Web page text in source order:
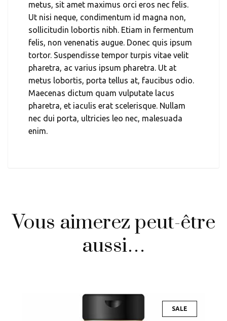
metus, sit amet maximus orci eros nec felis.
Ut nisi neque, condimentum id magna non,
sollicitudin lobortis nibh. Etiam in fermentum
felis, non venenatis augue. Donec quis ipsum
tortor. Suspendisse tempor turpis vitae velit
pharetra, ac varius ipsum pharetra. Ut at
metus lobortis, porta tellus at, faucibus odio.
Maecenas dictum quam vulputate lacus
pharetra, et iaculis erat scelerisque. Nullam
nec dui porta, ultricies leo nec, malesuada
enim.
Vous aimerez peut-être
aussi…
SALE